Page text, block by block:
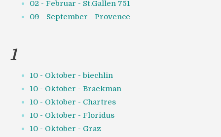
02 - Februar - St.Gallen 751
09 - September - Provence
1
10 - Oktober - biechlin
10 - Oktober - Braekman
10 - Oktober - Chartres
10 - Oktober - Floridus
10 - Oktober - Graz